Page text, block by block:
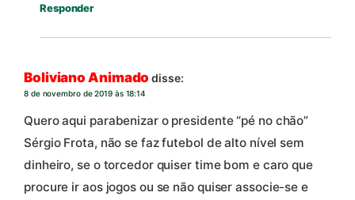
Responder
Boliviano Animado disse:
8 de novembro de 2019 às 18:14
Quero aqui parabenizar o presidente “pé no chão”
Sérgio Frota, não se faz futebol de alto nível sem
dinheiro, se o torcedor quiser time bom e caro que
procure ir aos jogos ou se não quiser associe-se e